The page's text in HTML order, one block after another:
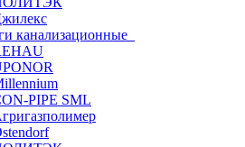
канализационные
PIPE SML